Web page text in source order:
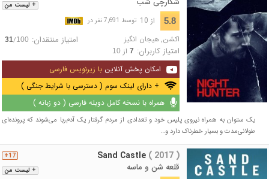
+ لیست من
5.8 از 10 توسط 7,691 نفر در
اکشن,هیجان انگیز امتیاز منتقدان: 31/100
امتیاز کاربران: 7از 10
امکان پخش آنلاین با زیرنویس فارسی
+ دارای لینک سوم ( دسترسی با شرایط جنگی )
همراه با نسخه کامل دوبله فارسی ( دو زبانه )
یک ستوان به همراه نیروی پلیس خود و تعدادی از مردم گرفتار یک آدم‌ربا می‌شوند که پرونده‌ای
طولانی‌مدت و بسیار خطرناک دارد و…
+ لیست من
17+ Sand Castle ( 2017 )
قلعه شن و ماسه